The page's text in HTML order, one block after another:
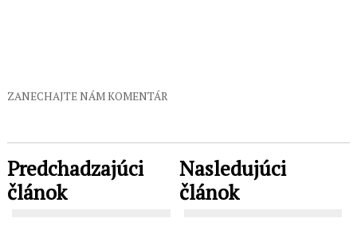
ZANECHAJTE NÁM KOMENTÁR
Predchadzajúci
článok
Nasledujúci
článok